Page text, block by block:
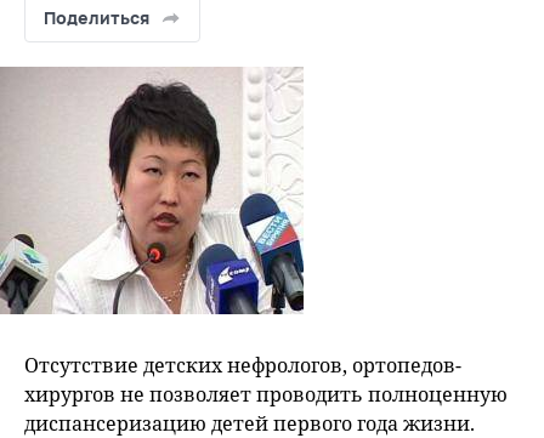
Поделиться
Отсутствие детских нефрологов, ортопедов-
хирургов не позволяет проводить полноценную
диспансеризацию детей первого года жизни.